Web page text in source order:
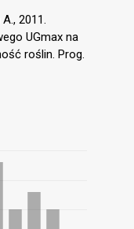
2011.
UGmax na
roślin. Prog.